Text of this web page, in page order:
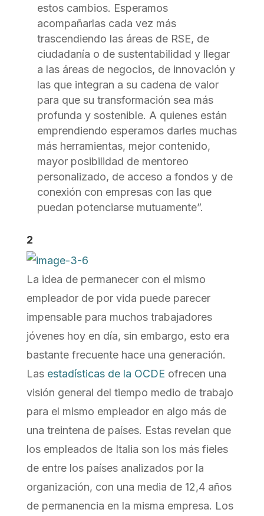
estos cambios. Esperamos
acompañarlas cada vez más
trascendiendo las áreas de RSE, de
ciudadanía o de sustentabilidad y llegar
a las áreas de negocios, de innovación y
las que integran a su cadena de valor
para que su transformación sea más
profunda y sostenible. A quienes están
emprendiendo esperamos darles muchas
más herramientas, mejor contenido,
mayor posibilidad de mentoreo
personalizado, de acceso a fondos y de
conexión con empresas con las que
puedan potenciarse mutuamente”.
2
La idea de permanecer con el mismo
empleador de por vida puede parecer
impensable para muchos trabajadores
jóvenes hoy en día, sin embargo, esto era
bastante frecuente hace una generación.
Las estadísticas de la OCDE ofrecen una
visión general del tiempo medio de trabajo
para el mismo empleador en algo más de
una treintena de países. Estas revelan que
los empleados de Italia son los más fieles
de entre los países analizados por la
organización, con una media de 12,4 años
de permanencia en la misma empresa. Los